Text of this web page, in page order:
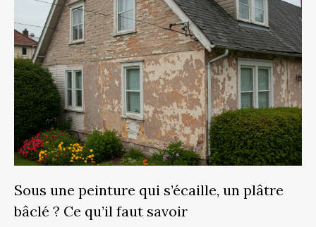
Sous une peinture qui s’écaille, un plâtre
bâclé ? Ce qu’il faut savoir